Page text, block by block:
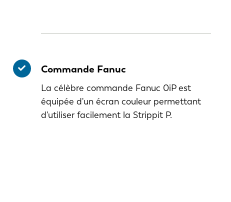
Commande Fanuc
La célèbre commande Fanuc 0iP est
équipée d'un écran couleur permettant
d'utiliser facilement la Strippit P.